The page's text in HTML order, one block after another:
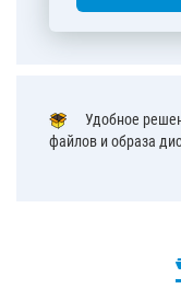
Удобное
файлов и образа